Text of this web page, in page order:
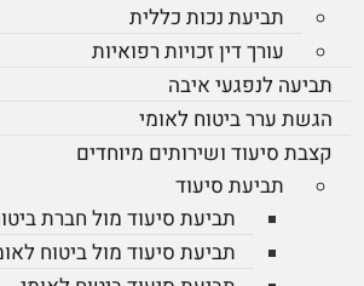
תביעת נכות כללית
עורך דין זכויות רפואיות
תביעה לנפגעי איבה
הגשת ערר ביטוח לאומי
קצבת סיעוד ושירותים מיוחדים
תביעת סיעוד
תביעת סיעוד מול חברת
תביעת סיעוד מול ביטוח